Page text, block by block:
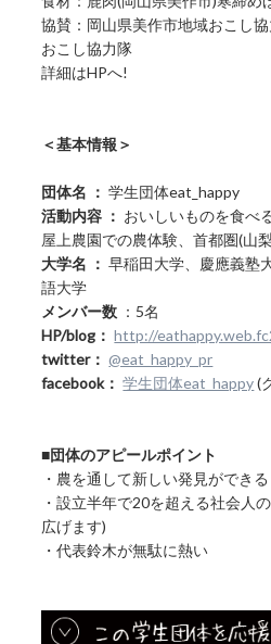
協賛：岡山県美作市地域おこし
おこし協力隊
詳細はHPへ!
＜基本情報＞
団体名 ： 学生団体eat_happy
活動内容 ： おいしいものを食べ
屋上農園での農体験、首都圏(山
大学名 ：早稲田大学、慶應義塾
語大学
メンバー数 ：5名
HP/blog：http://
twitter：@eat_happy_pr
facebook： 学生団体eat_happy(
■団体のアピールポイント
・農を通して新しい発見ができる
・設立半年で20を超える社会人
広げます)
・代表鈴木が無駄に熱い